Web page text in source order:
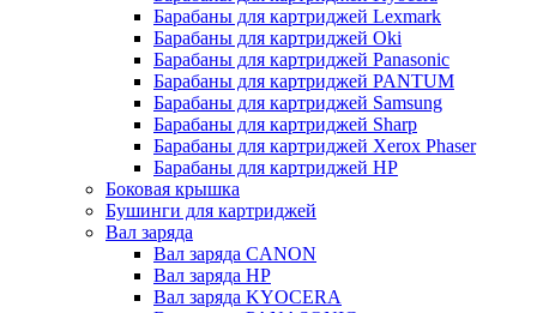
Барабаны для картриджей Lexmark
Барабаны для картриджей Oki
Барабаны для картриджей Panasonic
Барабаны для картриджей PANTUM
Барабаны для картриджей Samsung
Барабаны для картриджей Sharp
Барабаны для картриджей Xerox Phaser
Барабаны для картриджей НР
Боковая крышка
Бушинги для картриджей
Вал заряда
Вал заряда CANON
Вал заряда HP
Вал заряда KYOCERA